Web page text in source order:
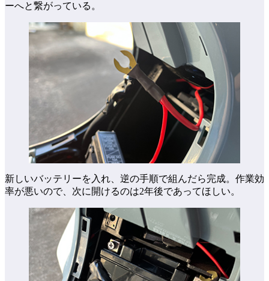
ーへと繋がっている。
新しいバッテリーを入れ、逆の手順で組んだら完成。作業効
率が悪いので、次に開けるのは2年後であってほしい。